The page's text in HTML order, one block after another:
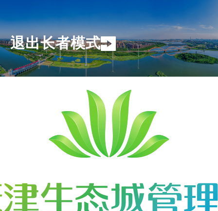
退出长者模式